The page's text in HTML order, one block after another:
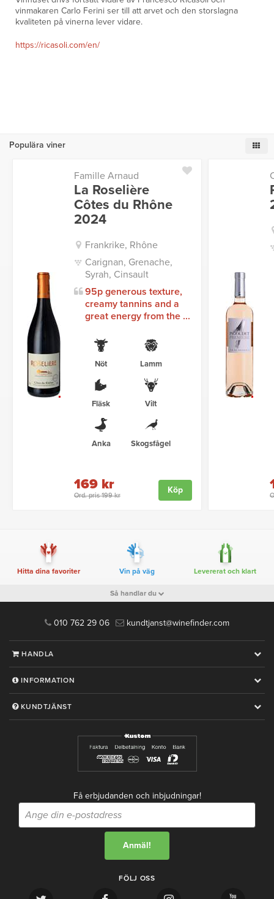
vinmakaren Carlo Ferini ser till att arvet och den storslagna
kvaliteten på vinerna lever vidare.
https://ricasoli.com/en/
Populära viner
Famille Arnaud
La Roselière
Côtes du Rhône
2024
Frankrike, Rhône
Carignan, Grenache,
Syrah, Cinsault
95p generous texture,
creamy tannins and a
great energy from the ...
Nöt Lamm
Fläsk Vilt
Anka Skogsfågel
Ord. pris 199 kr
169 kr Köp
Hitta dina favoriter Vin på väg Levererat och klart
Så handlar du
010 762 29 06 kundtjanst@winefinder.com
HANDLA
INFORMATION
KUNDTJÄNST
Få erbjudanden och inbjudningar!
FÖLJ OSS